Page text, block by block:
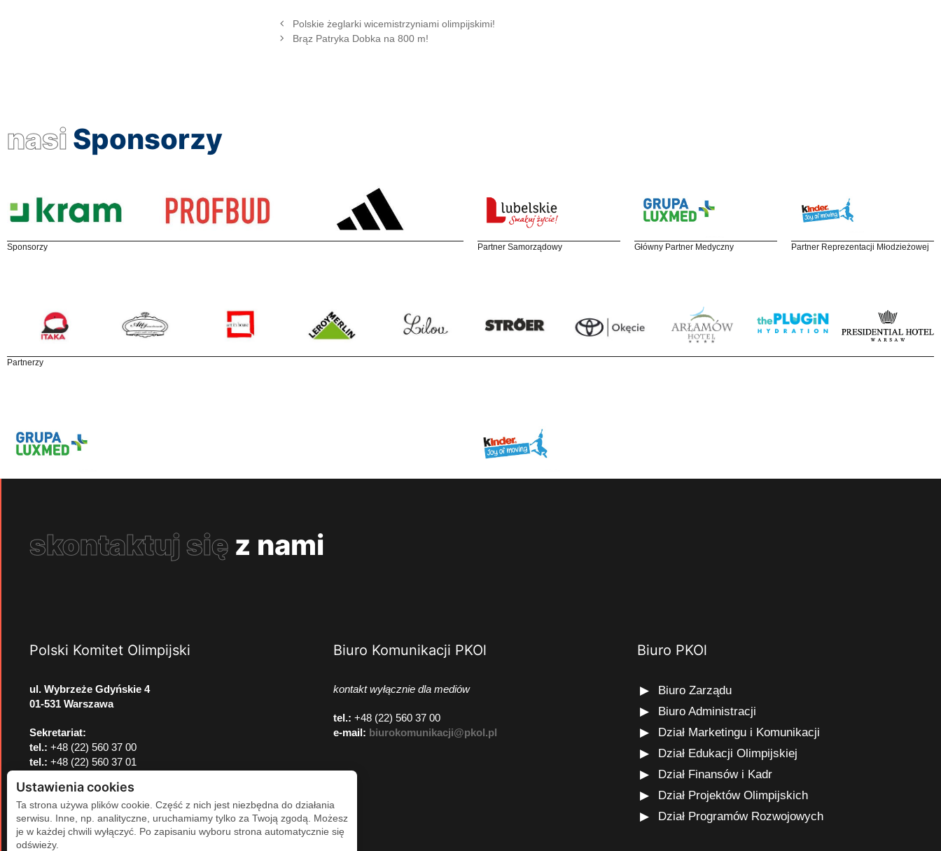
Polskie żeglarki wicemistrzyniami olimpijskimi!
Brąz Patryka Dobka na 800 m!
nasi Sponsorzy
Sponsorzy Partner Samorządowy Główny Partner Medyczny Partner Reprezentacji Młodzieżowej
Partnerzy
skontaktuj się z nami
Polski Komitet Olimpijski
ul. Wybrzeże Gdyńskie 4
01-531 Warszawa
Sekretariat:
tel.: +48 (22) 560 37 00
tel.: +48 (22) 560 37 01
Biuro Komunikacji PKOl
kontakt wyłącznie dla mediów
tel.: +48 (22) 560 37 00
e-mail: biurokomunikacji@pkol.pl
Biuro PKOl
Biuro Zarządu
Biuro Administracji
Dział Marketingu i Komunikacji
Dział Edukacji Olimpijskiej
Dział Finansów i Kadr
Dział Projektów Olimpijskich
Dział Programów Rozwojowych
Ustawienia cookies
Ta strona używa plików cookie. Część z nich jest niezbędna do działania
serwisu. Inne, np. analityczne, uruchamiamy tylko za Twoją zgodą. Możesz
je w każdej chwili wyłączyć. Po zapisaniu wyboru strona automatycznie się
odświeży.